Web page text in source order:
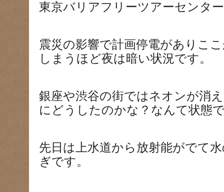
東京バリアフリーツアーセンタ
震災の影響で計画停電がありこ
しまうほど夜は暗い状況です。
銀座や渋谷の街ではネオンが消
にどうしたのかな？なんて状態
先日は上水道から放射能がでて
ぎです。